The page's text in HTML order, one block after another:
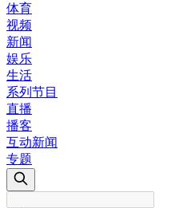
体育
视频
新闻
娱乐
生活
系列节目
直播
播客
互动新闻
专题